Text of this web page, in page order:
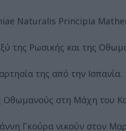
Naturalis Principia
της Ρωσικής και της
της από την Ισπανία.
Οθωμανούς στη Μάχη του
Γκούρα νικούν στον